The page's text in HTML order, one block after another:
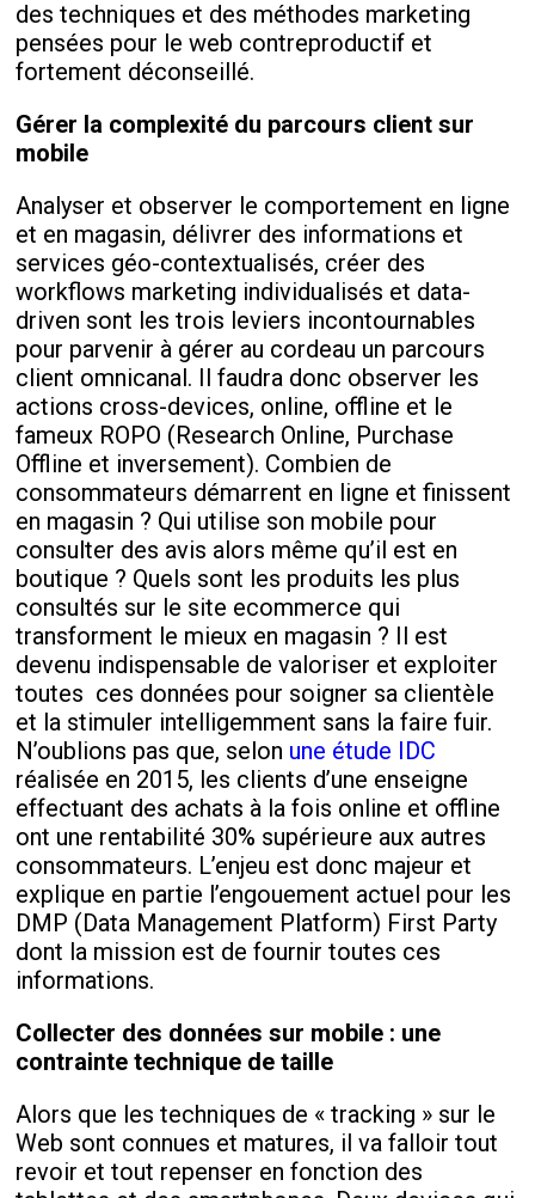
des techniques et des méthodes marketing
pensées pour le web contreproductif et
fortement déconseillé.
Gérer la complexité du parcours client sur
mobile
Analyser et observer le comportement en ligne
et en magasin, délivrer des informations et
services géo-contextualisés, créer des
workflows marketing individualisés et data-
driven sont les trois leviers incontournables
pour parvenir à gérer au cordeau un parcours
client omnicanal. Il faudra donc observer les
actions cross-devices, online, offline et le
fameux ROPO (Research Online, Purchase
Offline et inversement). Combien de
consommateurs démarrent en ligne et finissent
en magasin ? Qui utilise son mobile pour
consulter des avis alors même qu’il est en
boutique ? Quels sont les produits les plus
consultés sur le site ecommerce qui
transforment le mieux en magasin ? Il est
devenu indispensable de valoriser et exploiter
toutes ces données pour soigner sa clientèle
et la stimuler intelligemment sans la faire fuir.
N’oublions pas que, selon une étude IDC
réalisée en 2015, les clients d’une enseigne
effectuant des achats à la fois online et offline
ont une rentabilité 30% supérieure aux autres
consommateurs. L’enjeu est donc majeur et
explique en partie l’engouement actuel pour les
DMP (Data Management Platform) First Party
dont la mission est de fournir toutes ces
informations.
Collecter des données sur mobile : une
contrainte technique de taille
Alors que les techniques de « tracking » sur le
Web sont connues et matures, il va falloir tout
revoir et tout repenser en fonction des